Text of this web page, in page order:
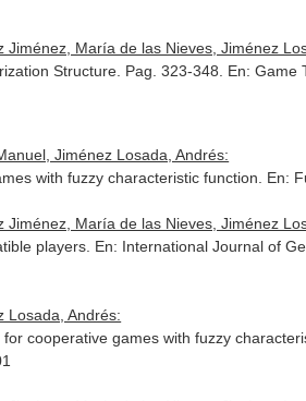
María de las Nieves, Jiménez
Structure. Pag. 323-348. En: Game
Jiménez Losada, Andrés:
with fuzzy characteristic function. En:
María de las Nieves, Jiménez
players. En: International Journal of
Losada, Andrés:
cooperative games with fuzzy